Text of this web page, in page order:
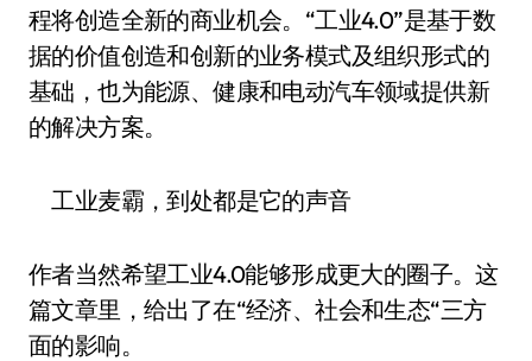
程将创造全新的商业机会。“工业4.0”是基于数
据的价值创造和创新的业务模式及组织形式的
基础，也为能源、健康和电动汽车领域提供新
的解决方案。
工业麦霸，到处都是它的声音
作者当然希望工业4.0能够形成更大的圈子。这
篇文章里，给出了在“经济、社会和生态“三方
面的影响。